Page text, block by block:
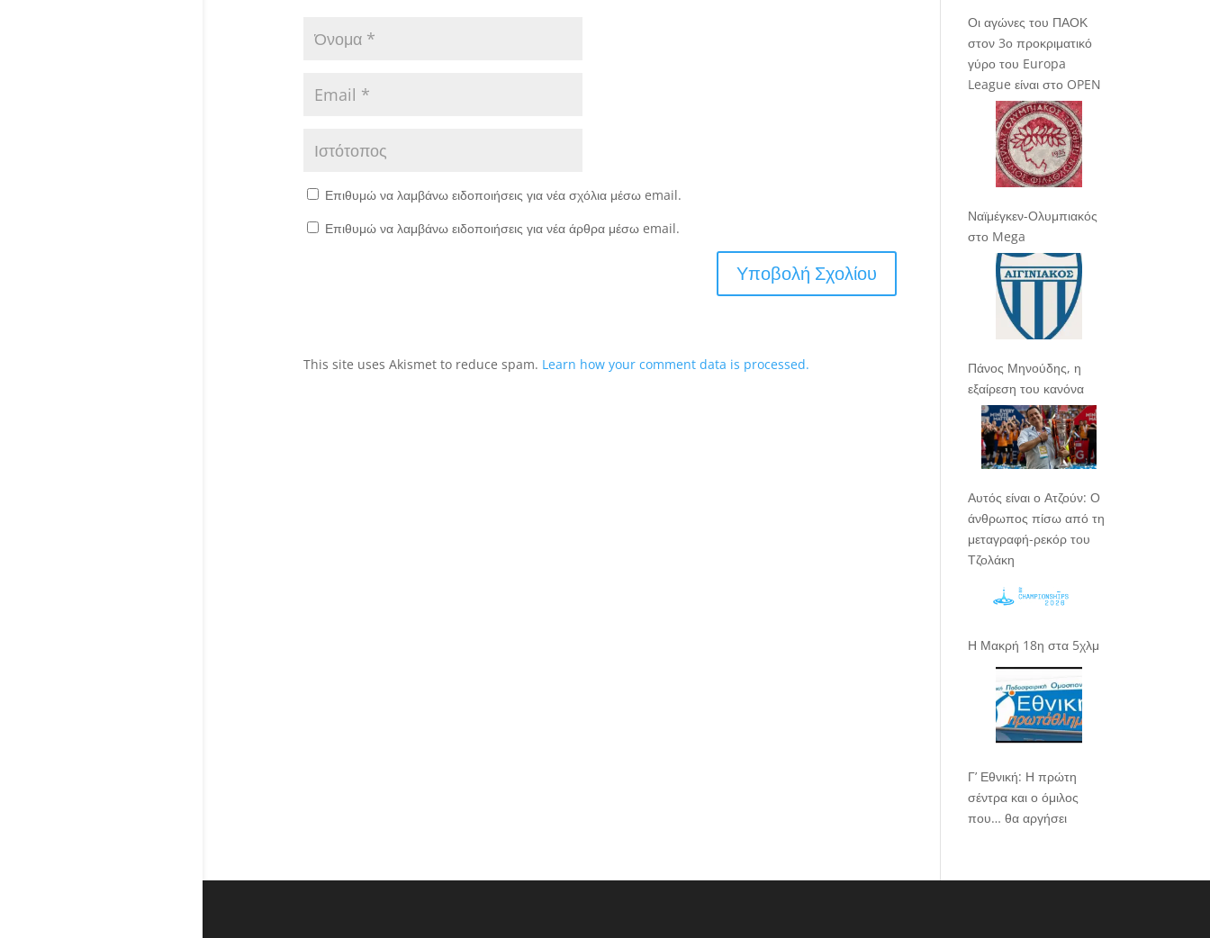
Επιθυμώ να λαμβάνω ειδοποιήσεις για νέα σχόλια μέσω email.
Επιθυμώ να λαμβάνω ειδοποιήσεις για νέα άρθρα μέσω email.
This site uses Akismet to reduce spam. Learn how your comment data is processed.
Οι αγώνες του ΠΑΟΚ
στον 3ο προκριματικό
γύρο του Europa
League είναι στο OPEN
Ναϊμέγκεν-Ολυμπιακός
στο Mega
Πάνος Μηνούδης, η
εξαίρεση του κανόνα
Αυτός είναι ο Ατζούν: Ο
άνθρωπος πίσω από τη
μεταγραφή-ρεκόρ του
Τζολάκη
Η Μακρή 18η στα 5χλμ
Γ’ Εθνική: Η πρώτη
σέντρα και ο όμιλος
που… θα αργήσει